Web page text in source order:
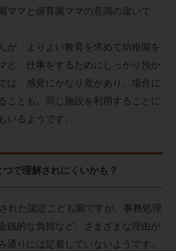
ママと保育園ママの意識の違いで
が、よりよい教育を求めて幼稚園を
と、仕事をするためにしっかり預か
は、感覚にかなり差があり、場合に
ことも。同じ施設を利用することに
いるようです。
で理解されにくいかも？
れた認定こども園ですが、事務処理
銭的な負担など、さまざまな理由が
通りには定着していないようです。